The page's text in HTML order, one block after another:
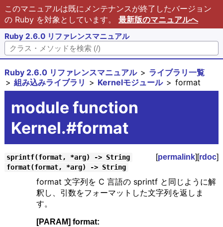
このマニュアルは既にメンテナンスが終了したバージョン
の Ruby を対象としています。 最新版のマニュアルへ
Ruby 2.6.0 リファレンスマニュアル
Ruby 2.6.0 リファレンスマニュアル
ライブラリ一覧
組み込みライブラリ
Kernelモジュール format
module function
Kernel.#format
sprintf(format, *arg) -> String [permalink][rdoc]
format(format, *arg) -> String
format 文字列を C 言語の sprintf と同じように解
釈し、引数をフォーマットした文字列を返しま
す。
[PARAM] format: